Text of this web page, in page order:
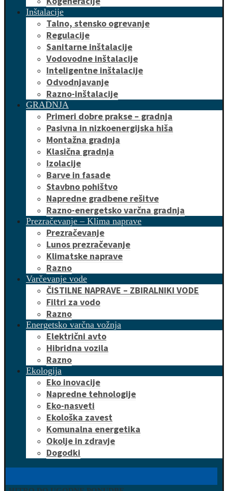
Inštalacije
Talno, stensko ogrevanje
Regulacije
Sanitarne inštalacije
Vodovodne inštalacije
Inteligentne inštalacije
Odvodnjavanje
Razno-inštalacije
GRADNJA
Primeri dobre prakse – gradnja
Pasivna in nizkoenergijska hiša
Montažna gradnja
Klasična gradnja
Izolacije
Barve in fasade
Stavbno pohištvo
Napredne gradbene rešitve
Razno-energetsko varčna gradnja
Prezračevanje – Klima naprave
Prezračevanje
Lunos prezračevanje
Klimatske naprave
Razno
Varčevanje vode
ČISTILNE NAPRAVE – ZBIRALNIKI VODE
Filtri za vodo
Razno
Energetsko varčna vožnja
Električni avto
Hibridna vozila
Razno
Ekologija
Eko inovacije
Napredne tehnologije
Eko-nasveti
Ekološka zavest
Komunalna energetika
Okolje in zdravje
Dogodki